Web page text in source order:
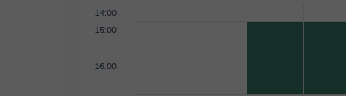
14:00
15:00
16:00